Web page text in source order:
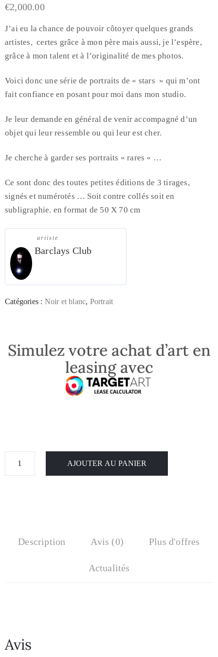
€2,000.00
J’ai eu la chance de pouvoir côtoyer quelques grands
artistes, certes grâce à mon père mais aussi, je l’espère,
grâce à mon talent et à l’originalité de mes photos.
Voici donc une série de portraits de « stars » qui m’ont
fait confiance en posant pour moi dans mon studio.
Je leur demande en général de venir accompagné d’un
objet qui leur ressemble ou qui leur est cher.
Je cherche à garder ses portraits « rares « …
Ce sont donc des toutes petites éditions de 3 tirages,
signés et numérotés … Soit contre collés soit en
subligraphie. en format de 50 X 70 cm
artiste
Barclays Club
Catégories : Noir et blanc, Portrait
Simulez votre achat d’art en
leasing avec
AJOUTER AU PANIER
Description Avis (0) Plus d'offres
Actualités
Avis